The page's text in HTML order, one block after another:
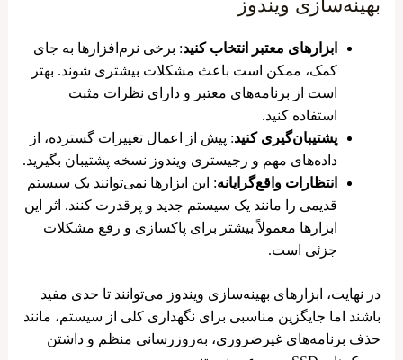
بهینه‌سازی ویندوز
ابزارهای معتبر انتخاب کنید: برخی نرم‌افزارها به جای
کمک، ممکن است باعث مشکلات بیشتری شوند. بهتر
است از برنامه‌های معتبر و دارای نظرات مثبت
استفاده کنید.
پشتیبان‌گیری کنید: پیش از اعمال تغییرات گسترده، از
داده‌های مهم و رجیستری ویندوز نسخه پشتیبان بگیرید.
انتظارات واقع‌گرایانه: این ابزارها نمی‌توانند یک سیستم
قدیمی را مانند یک سیستم جدید و پرقدرت کنند. اثر این
ابزارها معمولاً بیشتر برای پاکسازی و رفع مشکلات
جزئی است.
در نهایت، ابزارهای بهینه‌سازی ویندوز می‌توانند تا حدی مفید
باشند اما جایگزین مناسبی برای نگهداری کلی از سیستم، مانند
حذف برنامه‌های غیرضروری، به‌روزرسانی منظم و داشتن